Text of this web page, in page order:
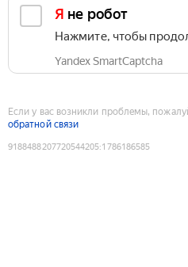
Я не робот
Нажмите, чтобы
Yandex SmartCaptcha
Если у вас возникли проблемы,
обратной связи
9188488207720544205:1786186585